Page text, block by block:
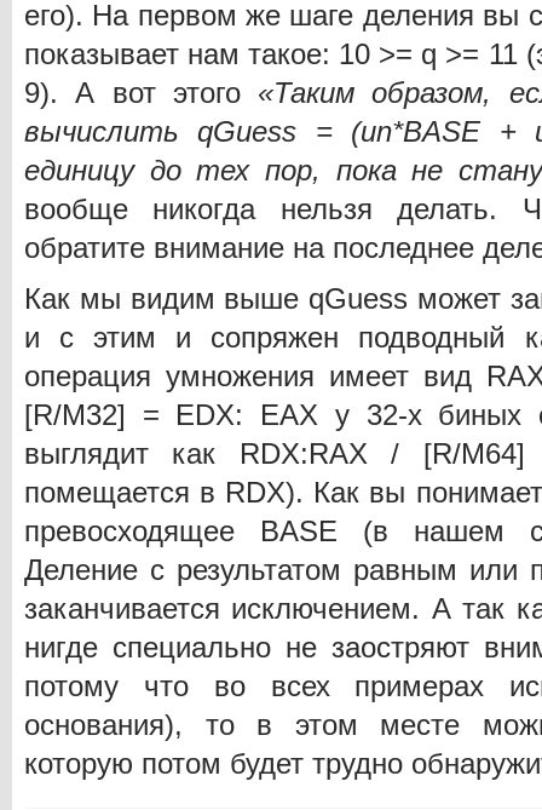
его). На первом же шаге деления вы
показывает нам такое: 10 >= q >= 11
9). А вот этого «Таким образом,
вычислить qGuess = (un*BASE
единицу до тех пор, пока не
вообще никогда нельзя делать.
обратите внимание на последнее
Как мы видим выше qGuess может
и с этим и сопряжен подводный
операция умножения имеет вид
[R/M32] = EDX: EAX у 32-х биных
выглядит как RDX:RAX / [R/
помещается в RDX). Как вы
превосходящее BASE (в нашем
Деление с результатом равным или
заканчивается исключением. А так
нигде специально не заостряют
потому что во всех примерах
основания), то в этом месте
которую потом будет трудно